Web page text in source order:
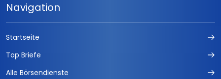
Navigation
Startseite
Top Briefe
Alle Börsendienste